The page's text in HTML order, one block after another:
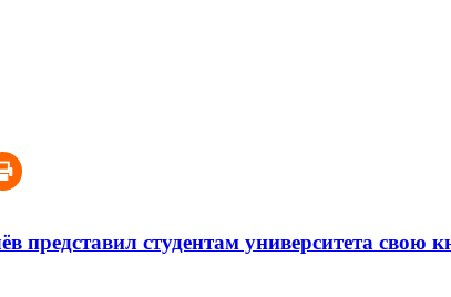
представил студентам университета свою